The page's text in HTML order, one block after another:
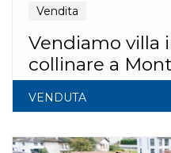
Vendita
Vendiamo villa
collinare a
VENDUTA